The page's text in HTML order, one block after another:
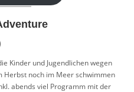
Kinder und Jugendlichen wegen
Herbst noch im Meer schwimmen
abends viel Programm mit der